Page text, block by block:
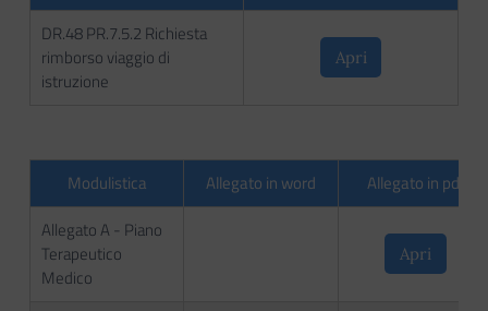
DR.48 PR.7.5.2 Richiesta
rimborso viaggio di
istruzione
Apri
Modulistica Allegato in word
Allegato in pdf
Allegato A - Piano
Terapeutico
Medico
Apri